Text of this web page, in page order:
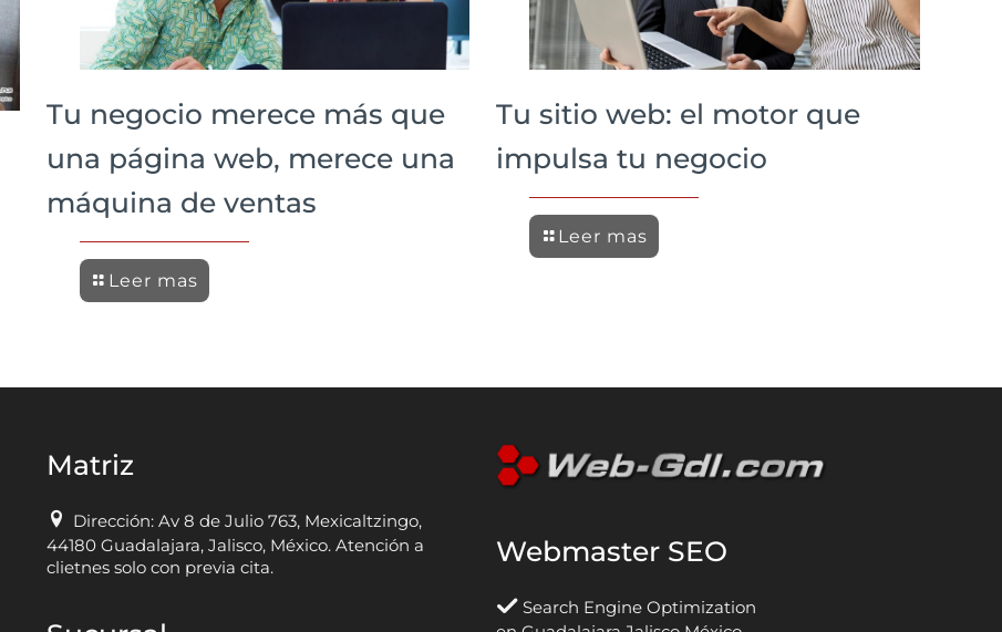
Tu negocio merece más que
una página web, merece una
máquina de ventas
Leer mas
Tu sitio web: el motor que
impulsa tu negocio
Leer mas
Matriz
Dirección: Av 8 de Julio 763, Mexicaltzingo,
44180 Guadalajara, Jalisco, México. Atención a
clietnes solo con previa cita.
Webmaster SEO
Search Engine Optimization